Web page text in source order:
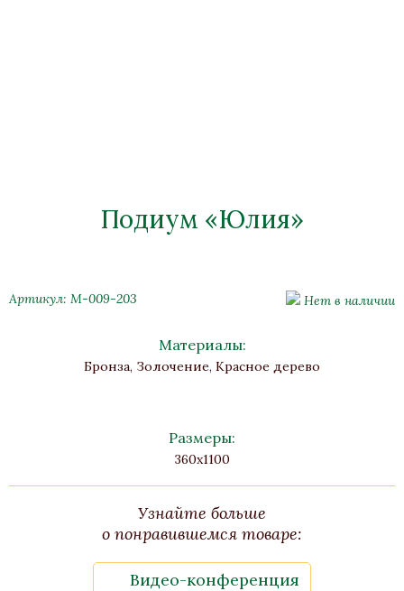
Подиум «Юлия»
Артикул: М-009-203 Нет в наличии
Материалы:
Бронза, Золочение, Красное дерево
Размеры:
360x1100
Узнайте больше
о понравившемся товаре:
Видео-конференция